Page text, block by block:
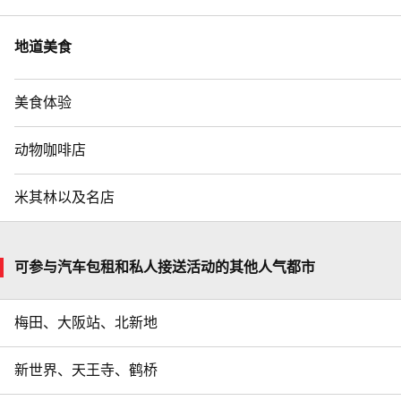
地道美食
美食体验
动物咖啡店
米其林以及名店
可参与汽车包租和私人接送活动的其他人气都市
梅田、大阪站、北新地
新世界、天王寺、鹤桥